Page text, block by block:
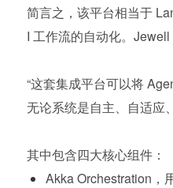
简言之，该平台相当于
I 工作流的自动化。
“这套集成平台可以将
无论系统是自主、自适应
其中包含四大核心组件：
Akka Orchestration，